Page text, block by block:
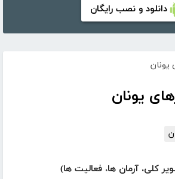
دانلود و نصب رایگان
یونان
کلی، آرمان ها، فعالیت ها)